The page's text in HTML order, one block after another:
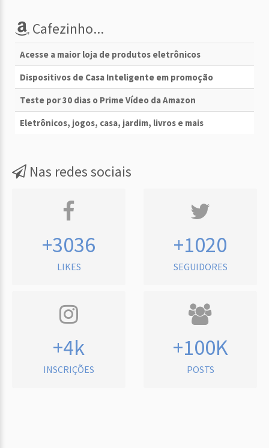
Cafezinho...
Acesse a maior loja de produtos eletrônicos
Dispositivos de Casa Inteligente em promoção
Teste por 30 dias o Prime Vídeo da Amazon
Eletrônicos, jogos, casa, jardim, livros e mais
Nas redes sociais
+3036
LIKES
+1020
SEGUIDORES
+4k
INSCRIÇÕES
+100K
POSTS